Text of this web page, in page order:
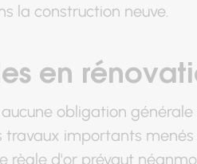
la construction neuve.
en
obligation
travaux importants
règle d'or prévaut